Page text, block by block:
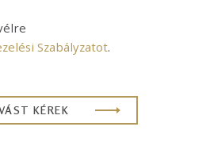
Szabályzatot.